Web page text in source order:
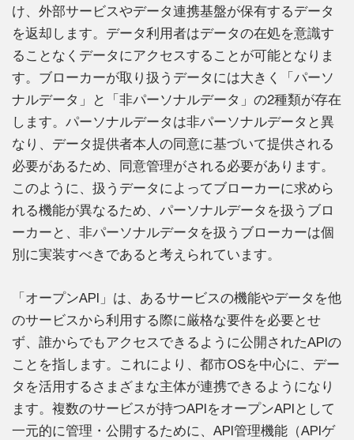
け、外部サービスやデータ連携基盤が保有するデータ
を返却します。データ利用者はデータの在処を意識す
ることなくデータにアクセスすることが可能となりま
す。ブローカーが取り扱うデータには大きく「パーソ
ナルデータ」と「非パーソナルデータ」の2種類が存在
します。パーソナルデータは非パーソナルデータと異
なり、データ提供者本人の同意に基づいて提供される
必要があるため、同意管理がされる必要があります。
このように、扱うデータによってブローカーに求めら
れる機能が異なるため、パーソナルデータを扱うブロ
ーカーと、非パーソナルデータを扱うブローカーは個
別に実装すべきであると考えられています。
「オープンAPI」は、あるサービスの機能やデータを他
のサービスから利用する際に厳格な要件を必要とせ
ず、誰からでもアクセスできるように公開されたAPIの
ことを指します。これにより、都市OSを中心に、デー
タを活用するさまざまな主体が連携できるようになり
ます。複数のサービスが持つAPIをオープンAPIとして
一元的に管理・公開するために、API管理機能（APIゲ